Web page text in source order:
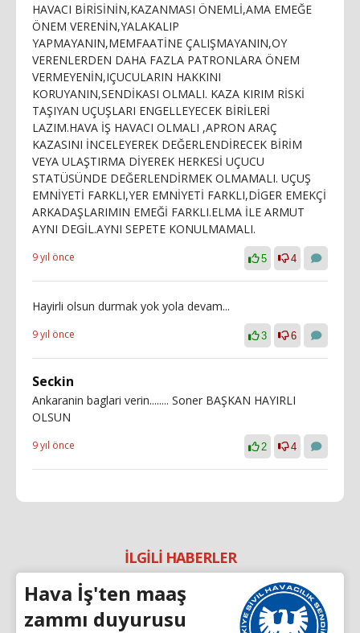
HAVACI BİRİSİNİN,KAZANMASI ÖNEMLİ,AMA EMEĞE
ÖNEM VERENİN,YALAKALIP
YAPMAYANIN,MEMFAATİNE ÇALIŞMAYANIN,OY
VERENLERDEN DAHA FAZLA PATRONLARA ÖNEM
VERMEYENİN,IÇUCULARIN HAKKINI
KORUYANIN,SENDİKASI OLMALI. KAZA KIRIM RİSKİ
TAŞIYAN UÇUŞLARI ENGELLEYECEK BİRİLERİ
LAZIM.HAVA İŞ HAVACI OLMALI ,APRON ARAÇ
KAZASINI İNCELEYEREK DEĞERLENDİRECEK BİRİM
VEYA ULAŞTIRMA DİYEREK HERKESİ UÇUCU
STATÜSÜNDE DEĞERLENDİRMEK OLMAMALI. UÇUŞ
EMNİYETİ FARKLI,YER EMNİYETİ FARKLI,DİGER EMEKÇİ
ARKADAŞLARIMIN EMEĞİ FARKLI.ELMA İLE ARMUT
AYNI DEGİL.AYNI SEPETE KONULMAMALI.
9 yıl önce 5 4
Hayirli olsun durmak yok yola devam...
9 yıl önce 3 6
Seckin
Ankaranin baglari verin........ Soner BAŞKAN HAYIRLI
OLSUN
9 yıl önce 2 4
İLGİLİ HABERLER
Hava İş'ten maaş
zammı duyurusu